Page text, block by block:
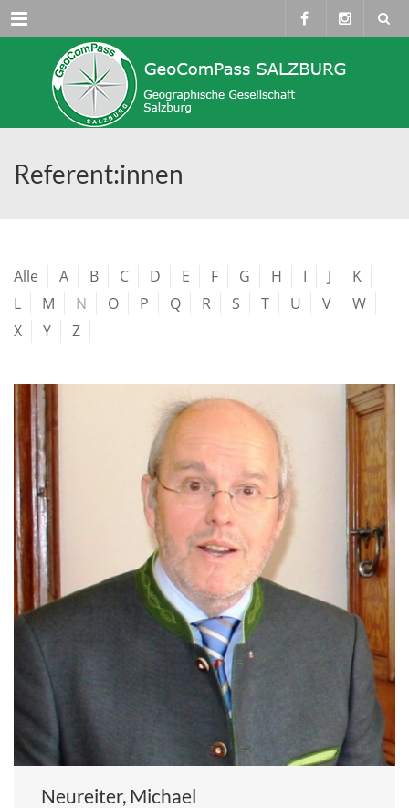
Menü
Referent:innen
Alle A B C D E F G H I J
K
L
M N O P Q R S T U V
W
X
Y Z
Neureiter, Michael